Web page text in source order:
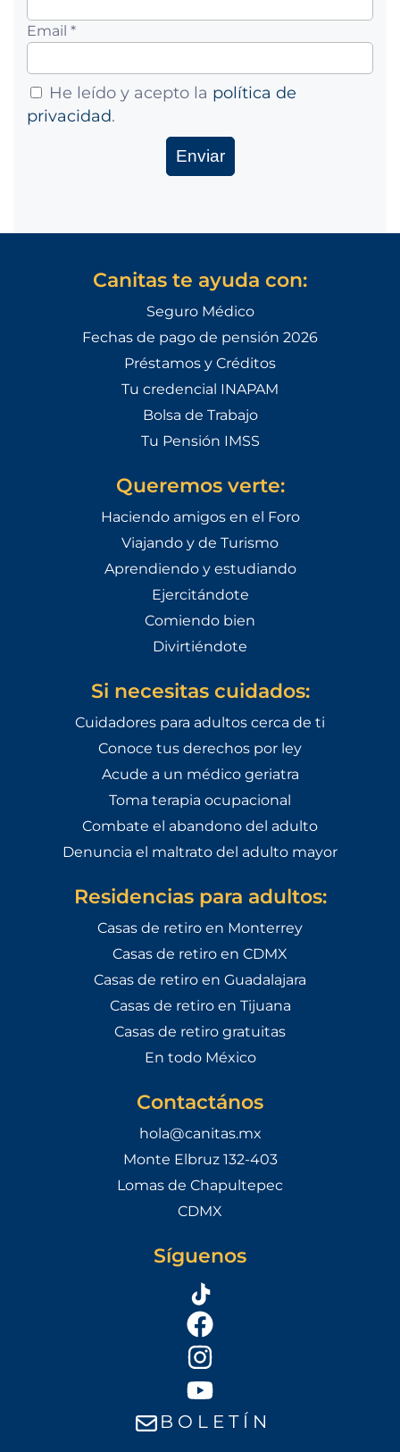
Email *
He leído y acepto la política de
privacidad.
Canitas te ayuda con:
Seguro Médico
Fechas de pago de pensión 2026
Préstamos y Créditos
Tu credencial INAPAM
Bolsa de Trabajo
Tu Pensión IMSS
Queremos verte:
Haciendo amigos en el Foro
Viajando y de Turismo
Aprendiendo y estudiando
Ejercitándote
Comiendo bien
Divirtiéndote
Si necesitas cuidados:
Cuidadores para adultos cerca de ti
Conoce tus derechos por ley
Acude a un médico geriatra
Toma terapia ocupacional
Combate el abandono del adulto
Denuncia el maltrato del adulto mayor
Residencias para adultos:
Casas de retiro en Monterrey
Casas de retiro en CDMX
Casas de retiro en Guadalajara
Casas de retiro en Tijuana
Casas de retiro gratuitas
En todo México
Contactános
hola@canitas.mx
Monte Elbruz 132-403
Lomas de Chapultepec
CDMX
Síguenos
B O L E T Í N